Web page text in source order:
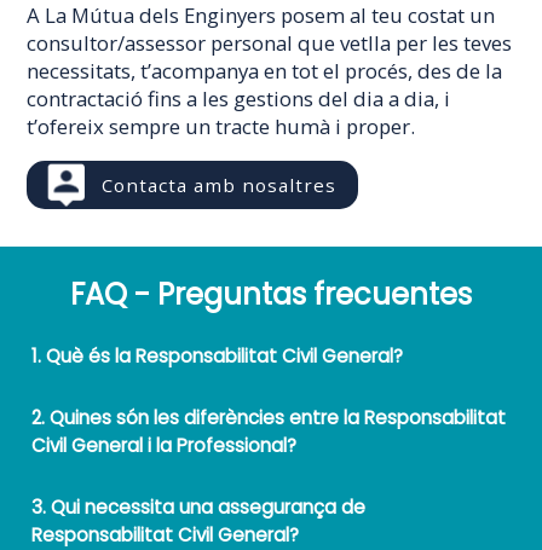
A La Mútua dels Enginyers posem al teu costat un
consultor/assessor personal que vetlla per les teves
necessitats, t’acompanya en tot el procés, des de la
contractació fins a les gestions del dia a dia, i
t’ofereix sempre un tracte humà i proper.
Contacta amb nosaltres
FAQ - Preguntas frecuentes
1. Què és la Responsabilitat Civil General?
2. Quines són les diferències entre la Responsabilitat
Civil General i la Professional?
3. Qui necessita una assegurança de
Responsabilitat Civil General?